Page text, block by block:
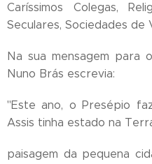
Caríssimos Colegas,
Seculares, Sociedades de
Na sua mensagem para
Nuno Brás escrevia:
"Este ano, o Presépio
Assis tinha estado na
paisagem da pequena